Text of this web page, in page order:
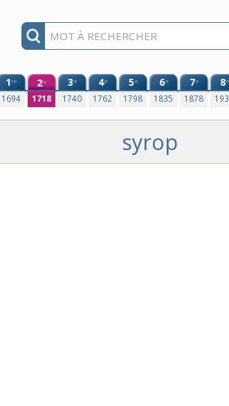
1re
1694
2e
1718
3e
1740
4e
1762
5e
1798
6e
1835
7e
1878
8e
syrop